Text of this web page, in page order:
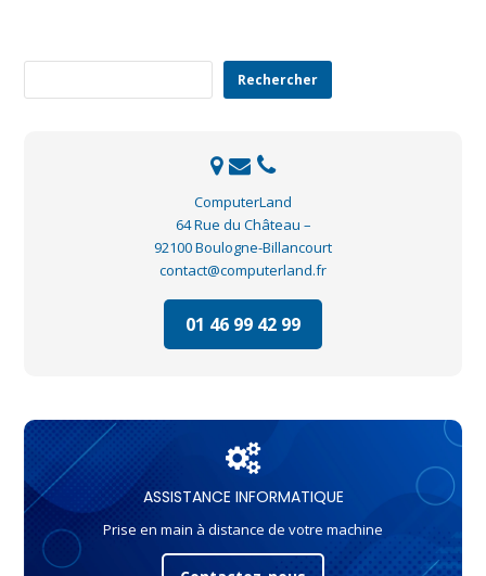
Rechercher
ComputerLand
64 Rue du Château –
92100 Boulogne-Billancourt
contact@computerland.fr
01 46 99 42 99
ASSISTANCE INFORMATIQUE
Prise en main à distance de votre machine